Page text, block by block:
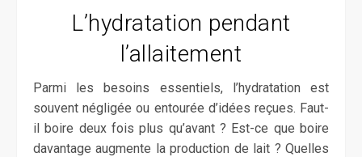
L’hydratation pendant
l’allaitement
Parmi les besoins essentiels, l’hydratation est
souvent négligée ou entourée d’idées reçues. Faut-
il boire deux fois plus qu’avant ? Est-ce que boire
davantage augmente la production de lait ? Quelles